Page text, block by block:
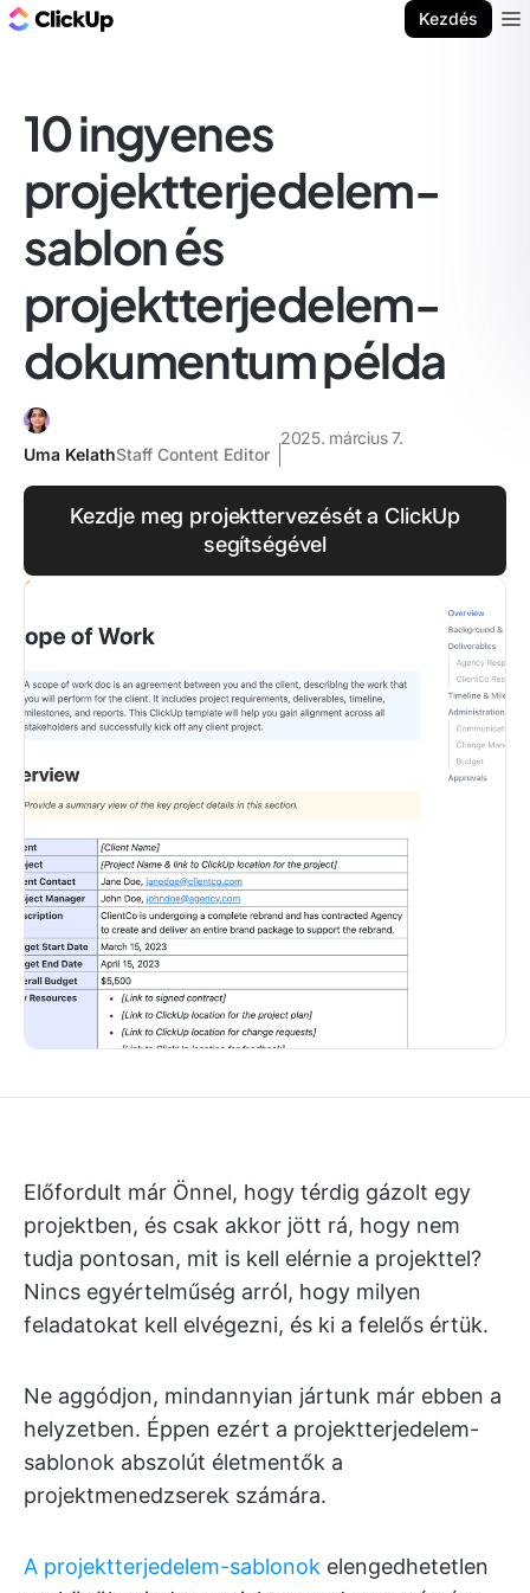
Kezdés
10 ingyenes
projektterjedelem-
sablon és
projektterjedelem-
dokumentum példa
Uma KelathStaff Content Editor
2025. március 7.
Kezdje meg projekttervezését a ClickUp
segítségével
Előfordult már Önnel, hogy térdig gázolt egy
projektben, és csak akkor jött rá, hogy nem
tudja pontosan, mit is kell elérnie a projekttel?
Nincs egyértelműség arról, hogy milyen
feladatokat kell elvégezni, és ki a felelős értük.
Ne aggódjon, mindannyian jártunk már ebben a
helyzetben. Éppen ezért a projektterjedelem-
sablonok abszolút életmentők a
projektmenedzserek számára.
A projektterjedelem-sablonok elengedhetetlen